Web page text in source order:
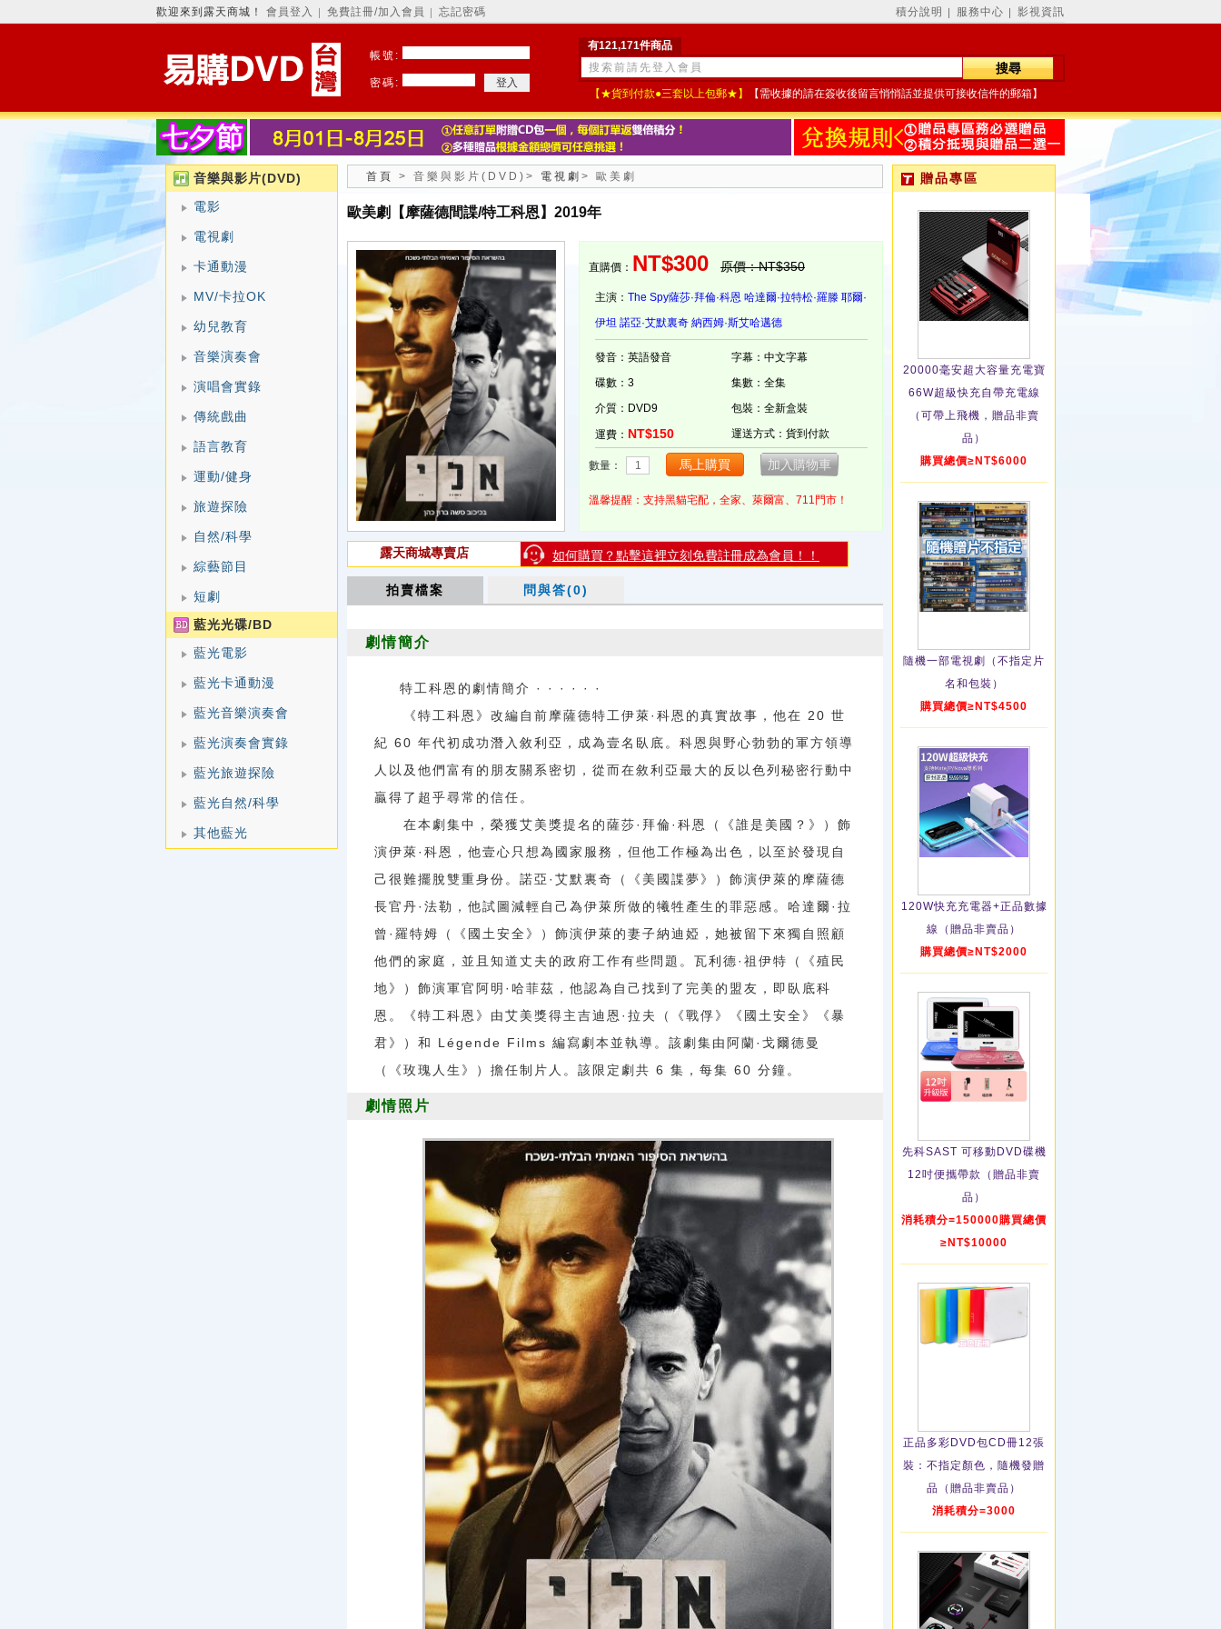
積分說明 服務中心 影視資訊
歡迎來到露天商城！ 會員登入 免費註冊/加入會員 忘記密碼
有121,171件商品
【★貨到付款●三套以上包郵★】 【需收據的請在簽收後留言悄悄話並提供可接收信件的郵箱】
帳號:
密碼:
音樂與影片(DVD)
電影
電視劇
卡通動漫
MV/卡拉OK
幼兒教育
音樂演奏會
演唱會實錄
傳統戲曲
語言教育
運動/健身
旅遊探險
自然/科學
綜藝節目
短劇
藍光光碟/BD
藍光電影
藍光卡通動漫
藍光音樂演奏會
藍光演奏會實錄
藍光旅遊探險
藍光自然/科學
其他藍光
首頁 > 音樂與影片(DVD) > 電視劇 > 歐美劇
歐美劇【摩薩德間諜/特工科恩】2019年
直購價： NT$300 原價：NT$350
主演： The Spy薩莎·拜倫·科恩 哈達爾·拉特松·羅滕 耶爾·
伊坦 諾亞·艾默裏奇 納西姆·斯艾哈邁德
發音：英語發音
字幕：中文字幕
碟數：3
集數：全集
介質：DVD9
包裝：全新盒裝
運費： NT$150 運送方式：貨到付款
數量：
溫馨提醒：支持黑貓宅配，全家、萊爾富、711門市！
如何購買？點擊這裡立刻免費註冊成為會員！！
露天商城專賣店
拍賣檔案 問與答(0)
劇情簡介
特工科恩的劇情簡介 · · · · · ·
《特工科恩》改編自前摩薩德特工伊萊·科恩的真實故事，他在 20 世
紀 60 年代初成功潛入敘利亞，成為壹名臥底。科恩與野心勃勃的軍方領導
人以及他們富有的朋友關系密切，從而在敘利亞最大的反以色列秘密行動中
贏得了超乎尋常的信任。
在本劇集中，榮獲艾美獎提名的薩莎·拜倫·科恩（《誰是美國？》）飾
演伊萊·科恩，他壹心只想為國家服務，但他工作極為出色，以至於發現自
己很難擺脫雙重身份。諾亞·艾默裏奇（《美國諜夢》）飾演伊萊的摩薩德
長官丹·法勒，他試圖減輕自己為伊萊所做的犧牲產生的罪惡感。哈達爾·拉
曾·羅特姆（《國土安全》）飾演伊萊的妻子納迪婭，她被留下來獨自照顧
他們的家庭，並且知道丈夫的政府工作有些問題。瓦利德·祖伊特（《殖民
地》）飾演軍官阿明·哈菲茲，他認為自己找到了完美的盟友，即臥底科
恩。《特工科恩》由艾美獎得主吉迪恩·拉夫（《戰俘》《國土安全》《暴
君》）和 Légende Films 編寫劇本並執導。該劇集由阿蘭·戈爾德曼
（《玫瑰人生》）擔任制片人。該限定劇共 6 集，每集 60 分鐘。
劇情照片
贈品專區
20000毫安超大容量充電寶
66W超級快充自帶充電線
（可帶上飛機，贈品非賣
品）
購買總價≥NT$6000
隨機一部電視劇（不指定片
名和包裝）
購買總價≥NT$4500
120W快充充電器+正品數據
線（贈品非賣品）
購買總價≥NT$2000
先科SAST 可移動DVD碟機
12吋便攜帶款（贈品非賣
品）
消耗積分=150000購買總價
≥NT$10000
正品多彩DVD包CD冊12張
裝：不指定顏色，隨機發贈
品（贈品非賣品）
消耗積分=3000